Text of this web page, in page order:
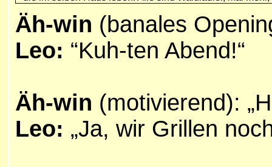
Äh-win (banales
Leo: “Kuh-ten Abend!“
Äh-win (motivierend):
Leo: „Ja, wir Grillen